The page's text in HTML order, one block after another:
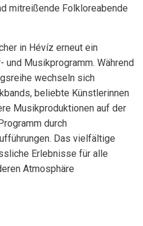
mitreißende Folkloreabende
in Hévíz erneut ein
Musikprogramm. Während
wechseln sich
beliebte Künstlerinnen
Musikproduktionen auf der
durch
Das vielfältige
Erlebnisse für alle
Atmosphäre